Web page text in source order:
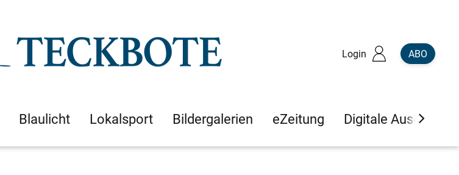
Login ABO
Blaulicht Lokalsport Bildergalerien eZeitung Digitale Ausgaben